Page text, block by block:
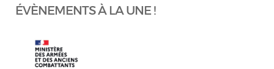
ÉVÈNEMENTS À LA UNE !